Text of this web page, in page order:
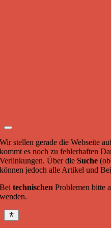
Wir stellen gerade die Webseite
kommt es noch zu fehlerhaften
Verlinkungen. Über dieSuche
können jedoch alle Artikel und
Beitechnischen Problemen bitte
wenden.